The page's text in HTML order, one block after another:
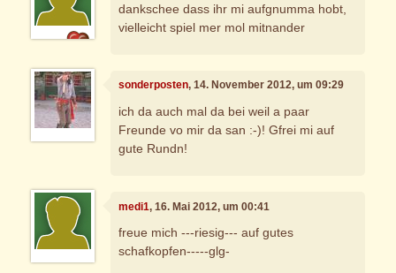
dankschee dass ihr mi aufgnumma hobt,
vielleicht spiel mer mol mitnander
sonderposten, 14. November 2012, um 09:29
ich da auch mal da bei weil a paar
Freunde vo mir da san :-)! Gfrei mi auf
gute Rundn!
medi1, 16. Mai 2012, um 00:41
freue mich ---riesig--- auf gutes
schafkopfen-----glg-